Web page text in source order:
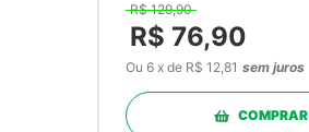
R$ 129,90
R$ 76,90
Ou 6 xde R$ 12,81 sem juros
COMPRAR